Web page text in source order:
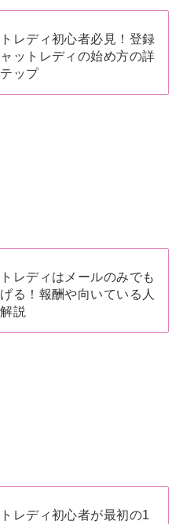
レディ初心者必見！登録
ットレディの始め方の詳
ップ
レディはメールのみでも
る！報酬や向いている人
説
レディ初心者が最初の1